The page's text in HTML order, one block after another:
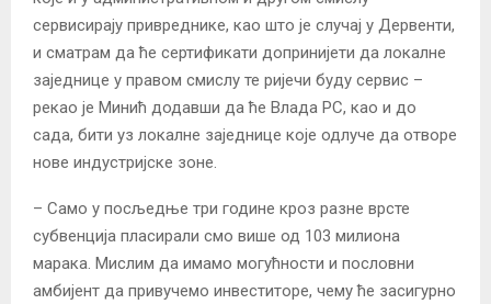
сервисирају привреднике, као што је случај у Дервенти,
и сматрам да ће сертификати допринијети да локалне
заједнице у правом смислу те ријечи буду сервис –
рекао је Минић додавши да ће Влада РС, као и до
сада, бити уз локалне заједнице које одлуче да отворе
нове индустријске зоне.
– Само у посљедње три године кроз разне врсте
субвенција пласирали смо више од 103 милиона
марака. Мислим да имамо могућности и пословни
амбијент да привучемо инвеститоре, чему ће засигурно